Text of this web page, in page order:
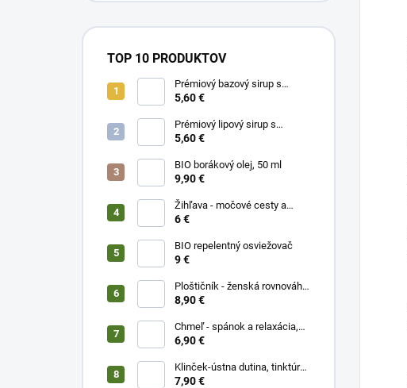
TOP 10 PRODUKTOV
Prémiový bazový sirup s
limetkou a vitam. C
5,60 €
Prémiový lipový sirup s
citrónom a vitamínom C
5,60 €
BIO borákový olej, 50 ml
9,90 €
Žihľava - močové cesty a
prostata, 50 ml
6 €
BIO repelentný osviežovač
9 €
Ploštičník - ženská rovnováha,
50 ml
8,90 €
Chmeľ - spánok a relaxácia,
50 ml
6,90 €
Klinček-ústna dutina, tinktúra
50 ml
7,90 €